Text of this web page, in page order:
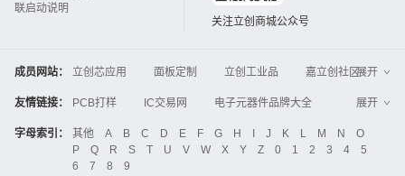
联启动说明
关注立创商城公众号
成员网站： 立创芯应用 面板定制 立创工业品
嘉立创社区
3D打印
嘉立创FPC 嘉立创PCB
嘉立创FA
Global Website LCSC
ZXHPCB
展开
友情链接： PCB打样 IC交易网
电子元器件品牌大全
中国IC网
智能电网 机电设备
电子工程网
晶振
电子技术应用 21icsearch
电子展
展开
字母索引： 其他 A B C D E F G H I J K L M N
O
P
Q R S T U V W X Y Z 0 1 2 3 4
5
6
7 8 9